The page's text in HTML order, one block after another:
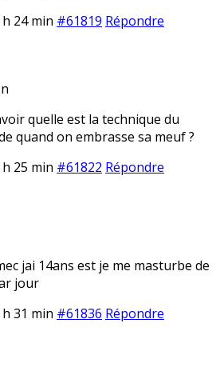
24 min #61819 Répondre
quelle est la technique du
quand on embrasse sa meuf ?
25 min #61822 Répondre
jai 14ans est je me masturbe de
jour
31 min #61836 Répondre